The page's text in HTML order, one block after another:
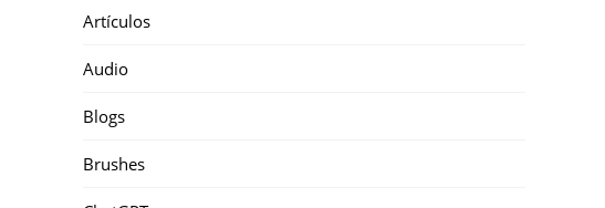
Artículos
Audio
Blogs
Brushes